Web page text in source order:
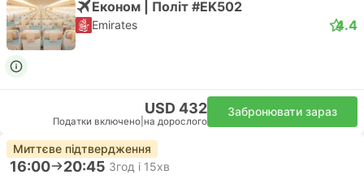
Економ | Політ #EK502
Emirates 4.4
USD 432
Податки включено на дорослого
Забронювати зараз
Миттєве підтвердження
16:00 20:45 3год і 15хв